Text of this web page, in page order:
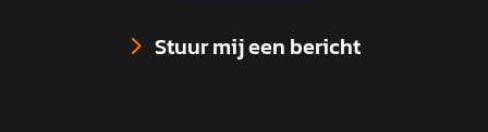
Stuur mij een bericht